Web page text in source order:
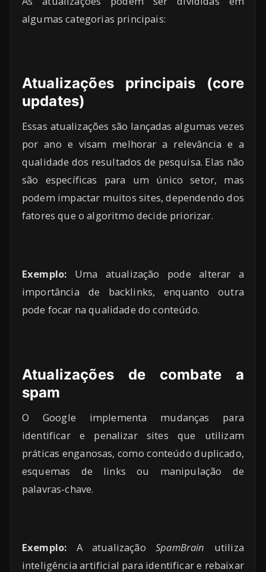
algumas categorias principais:
Atualizações principais (core
updates)
Essas atualizações são lançadas algumas vezes
por ano e visam melhorar a relevância e a
qualidade dos resultados de pesquisa. Elas não
são específicas para um único setor, mas
podem impactar muitos sites, dependendo dos
fatores que o algoritmo decide priorizar.
Exemplo: Uma atualização pode alterar a
importância de backlinks, enquanto outra
pode focar na qualidade do conteúdo.
Atualizações de combate a
spam
O Google implementa mudanças para
identificar e penalizar sites que utilizam
práticas enganosas, como conteúdo duplicado,
esquemas de links ou manipulação de
palavras-chave.
Exemplo: A atualizaçãoSpamBrain utiliza
inteligência artificial para identificar e rebaixar